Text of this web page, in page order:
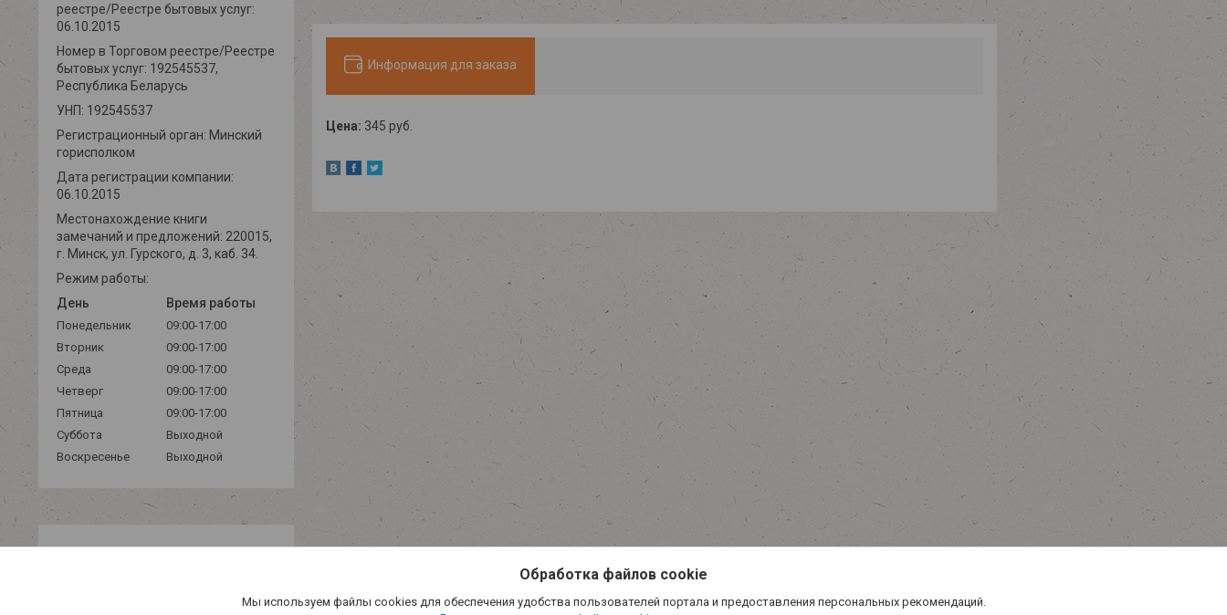
Информация для заказа
Цена: 345 руб.
реестре/Реестре бытовых услуг:
06.10.2015
Номер в Торговом реестре/Реестре
бытовых услуг: 192545537,
Республика Беларусь
УНП: 192545537
Регистрационный орган: Минский
горисполком
Дата регистрации компании:
06.10.2015
Местонахождение книги
замечаний и предложений: 220015,
г. Минск, ул. Гурского, д. 3, каб. 34.
Режим работы:
День
Время работы
Понедельник
09:00-17:00
Вторник
09:00-17:00
Среда
09:00-17:00
Четверг
09:00-17:00
Пятница
09:00-17:00
Суббота
Выходной
Воскресенье
Выходной
Обработка файлов cookie
Мы используем файлы cookies для обеспечения удобства пользователей портала и предоставления персональных рекомендаций.